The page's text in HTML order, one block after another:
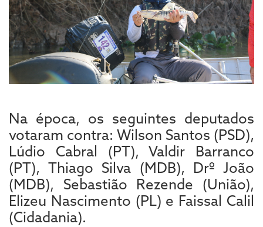
Na época, os seguintes deputados
votaram contra: Wilson Santos (PSD),
Lúdio Cabral (PT), Valdir Barranco
(PT), Thiago Silva (MDB), Drº João
(MDB), Sebastião Rezende (União),
Elizeu Nascimento (PL) e Faissal Calil
(Cidadania).